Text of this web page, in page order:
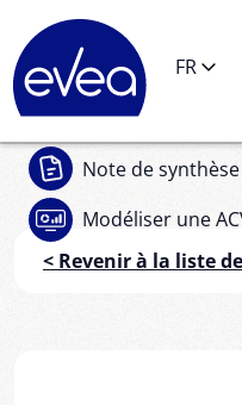
FR
Note de synthèse
Modéliser une
< Revenir à la liste
Panneau de gestion des